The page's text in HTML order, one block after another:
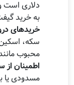
به خرید
خریدهای
سکه،
محبوب
اطمینان از
مسدودی یا